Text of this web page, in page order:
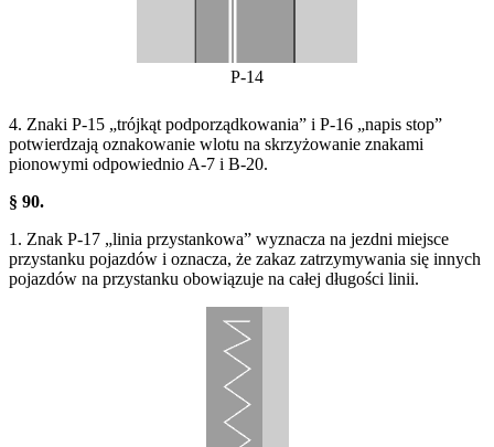
P-14
4. Znaki P-15 „trójkąt podporządkowania” i P-16 „napis stop”
potwierdzają oznakowanie wlotu na skrzyżowanie znakami
pionowymi odpowiednio A-7 i B-20.
§ 90.
1. Znak P-17 „linia przystankowa” wyznacza na jezdni miejsce
przystanku pojazdów i oznacza, że zakaz zatrzymywania się innych
pojazdów na przystanku obowiązuje na całej długości linii.